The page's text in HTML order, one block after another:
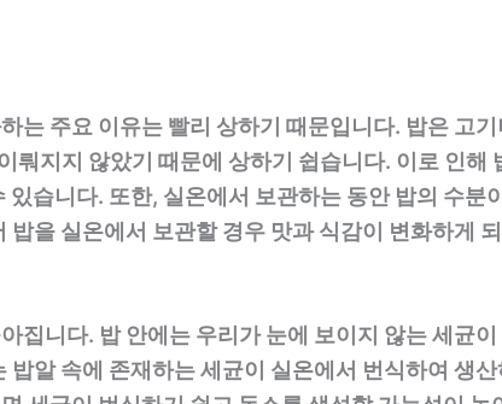
는 주요 이유는 빨리 상하기 때문입니다. 밥은 고
뤄지지 않았기 때문에 상하기 쉽습니다. 이로 인해
습니다. 또한, 실온에서 보관하는 동안 밥의 수분
을 실온에서 보관할 경우 맛과 식감이 변화하게
집니다. 밥 안에는 우리가 눈에 보이지 않는 세균
밥알 속에 존재하는 세균이 실온에서 번식하여 생